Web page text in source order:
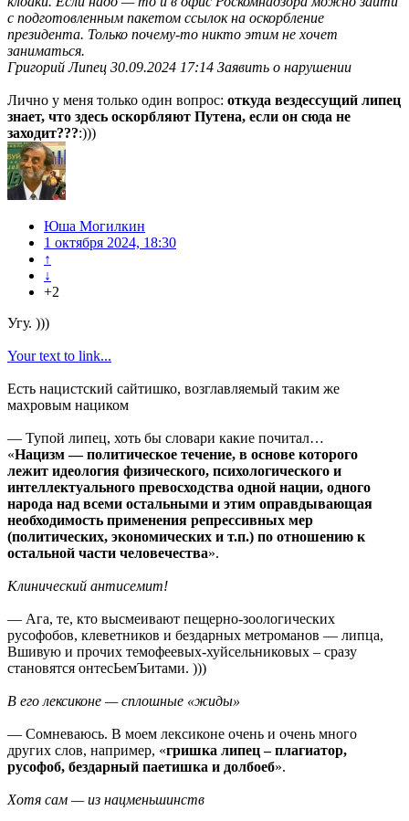
с подготовленным пакетом ссылок на оскорбление
президента. Только почему-то никто этим не хочет
заниматься.
Григорий Липец 30.09.2024 17:14 Заявить о нарушении
Лично у меня только один вопрос: откуда вездессущий липец
знает, что здесь оскорбляют Путена, если он сюда не
заходит???:)))
Юша Могилкин
1 октября 2024, 18:30
↑
↓
+2
Угу. )))
Your text to link...
Есть нацистский сайтишко, возглавляемый таким же
махровым нациком
— Тупой липец, хоть бы словари какие почитал…
«Нацизм — политическое течение, в основе которого
лежит идеология физического, психологического и
интеллектуального превосходства одной нации, одного
народа над всеми остальными и этим оправдывающая
необходимость применения репрессивных мер
(политических, экономических и т.п.) по отношению к
остальной части человечества».
Клинический антисемит!
— Ага, те, кто высмеивают пещерно-зоологических
русофобов, клеветников и бездарных метроманов — липца,
Вшивую и прочих темофеевых-хуйсельниковых – сразу
становятся онтесЬемЪитами. )))
В его лексиконе — сплошные «жиды»
— Сомневаюсь. В моем лексиконе очень и очень много
других слов, например, «гришка липец – плагиатор,
русофоб, бездарный паетишка и долбоеб».
Хотя сам — из нацменьшинств